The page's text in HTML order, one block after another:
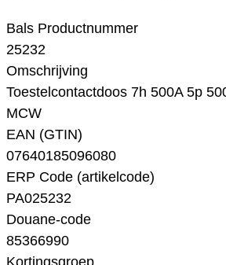
Bals Productnummer
25232
Omschrijving
Toestelcontactdoos 7h 500A 5p
MCW
EAN (GTIN)
07640185096080
ERP Code (artikelcode)
PA025232
Douane-code
85366990